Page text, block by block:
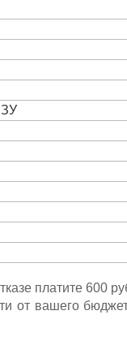
платите 600
от вашего